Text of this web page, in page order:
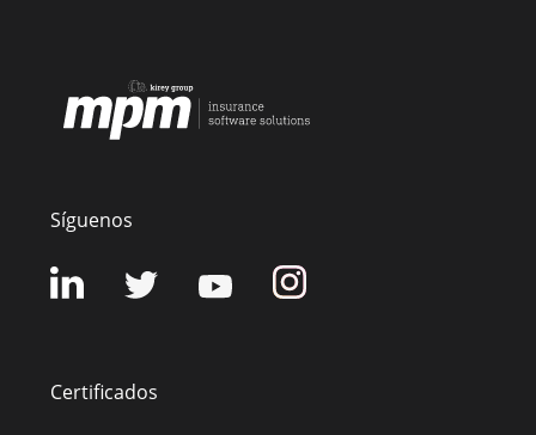
Síguenos
Certificados